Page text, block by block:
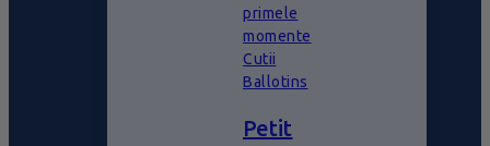
primele
momente
Cutii
Ballotins
Petit